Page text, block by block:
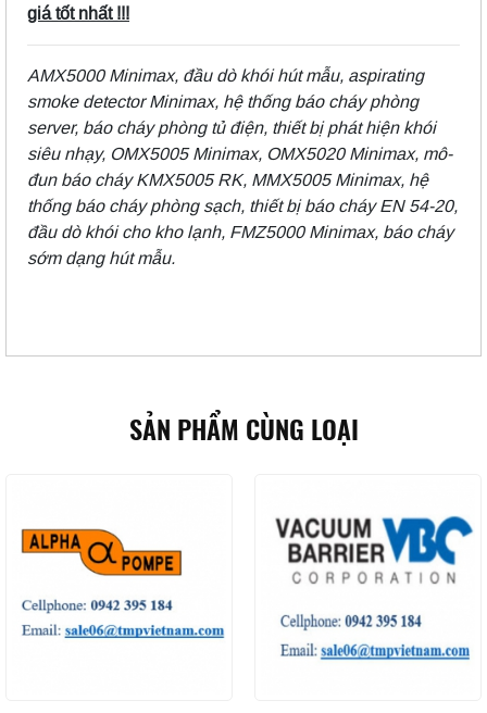
giá tốt nhất !!!
AMX5000 Minimax, đầu dò khói hút mẫu, aspirating
smoke detector Minimax, hệ thống báo cháy phòng
server, báo cháy phòng tủ điện, thiết bị phát hiện khói
siêu nhạy, OMX5005 Minimax, OMX5020 Minimax, mô-
đun báo cháy KMX5005 RK, MMX5005 Minimax, hệ
thống báo cháy phòng sạch, thiết bị báo cháy EN 54-20,
đầu dò khói cho kho lạnh, FMZ5000 Minimax, báo cháy
sớm dạng hút mẫu.
SẢN PHẨM CÙNG LOẠI